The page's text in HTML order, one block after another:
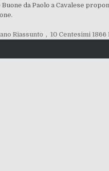
Buone da Paolo a Cavalese
Riassunto , 10 Centesimi 1866